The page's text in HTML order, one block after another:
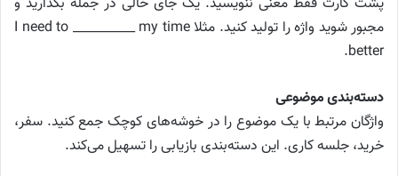
مجبور شوید واژه را تولید کنید. مثلا I need to __________ my time
better.
دسته‌بندی موضوعی
واژگان مرتبط با یک موضوع را در خوشه‌های کوچک جمع کنید. سفر،
خرید، جلسه کاری. این دسته‌بندی بازیابی را تسهیل می‌کند.